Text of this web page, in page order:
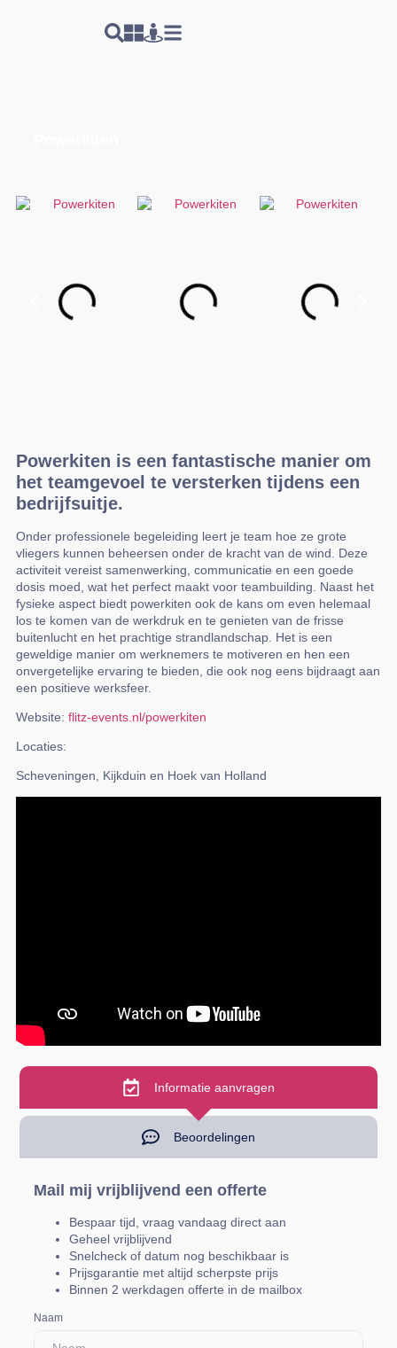
Powerkiten is een fantastische manier om
het teamgevoel te versterken tijdens een
bedrijfsuitje.
Onder professionele begeleiding leert je team hoe ze grote
vliegers kunnen beheersen onder de kracht van de wind. Deze
activiteit vereist samenwerking, communicatie en een goede
dosis moed, wat het perfect maakt voor teambuilding. Naast het
fysieke aspect biedt powerkiten ook de kans om even helemaal
los te komen van de werkdruk en te genieten van de frisse
buitenlucht en het prachtige strandlandschap. Het is een
geweldige manier om werknemers te motiveren en hen een
onvergetelijke ervaring te bieden, die ook nog eens bijdraagt aan
een positieve werksfeer.
Website: flitz-events.nl/powerkiten
Locaties:
Scheveningen, Kijkduin en Hoek van Holland
Informatie aanvragen
Beoordelingen
Mail mij vrijblijvend een offerte
Bespaar tijd, vraag vandaag direct aan
Geheel vrijblijvend
Snelcheck of datum nog beschikbaar is
Prijsgarantie met altijd scherpste prijs
Binnen 2 werkdagen offerte in de mailbox
Naam